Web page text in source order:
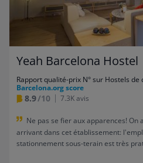
Yeah Barcelona Hostel
Rapport qualité-prix N° sur Hostels de
Barcelona.org score
8.9/10 7.3K avis
Ne pas se fier aux apparences! On
arrivant dans cet établissement:
stationnement sous-terain est très